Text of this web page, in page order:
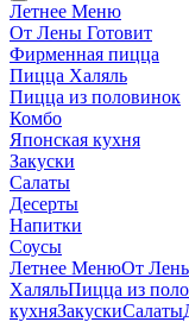
Летнее Меню
От Лены Готовит
Фирменная пицца
Пицца Халяль
Пицца из половинок
Комбо
Японская кухня
Закуски
Салаты
Десерты
Напитки
Соусы
Летнее МенюОт
ХаляльПицца из
кухняЗакускиСалаты